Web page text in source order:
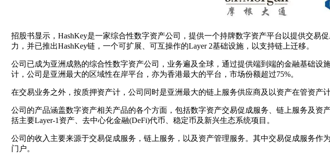
招股书显示，HashKey是一家综合性数字资产公司，提供一个持牌数字资产平台以提供交
力，并已推出HashKey链，一个可扩展、可互操作的Layer 2基础设施，以支持链上迁移。
公司已成为亚洲成熟的综合性数字资产公司，业务遍及全球，通过提供端到端的金融基础
计，公司是亚洲最大的区域性在岸平台，亦为香港最大的平台，市场份额超过75%。
在交易业务之外，按质押资产计，公司同时是亚洲最大的链上服务供应商及以资产在管资产
公司的产品涵盖数字资产相关产品的各个方面，包括数字资产交易促成服务、链上服务及
括主要Layer-1资产、去中心化金融(DeFi)代币、稳定币及新兴生态系统项目。
公司的收入主要来源于交易促成服务，链上服务，以及资产管理服务。其中交易促成服务
门户。